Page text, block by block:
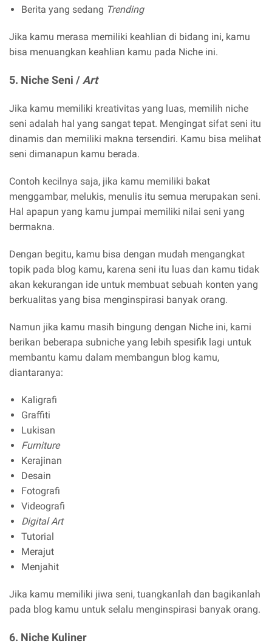
Berita yang sedang Trending
Jika kamu merasa memiliki keahlian di bidang ini, kamu
bisa menuangkan keahlian kamu pada Niche ini.
5. Niche Seni / Art
Jika kamu memiliki kreativitas yang luas, memilih niche
seni adalah hal yang sangat tepat. Mengingat sifat seni itu
dinamis dan memiliki makna tersendiri. Kamu bisa melihat
seni dimanapun kamu berada.
Contoh kecilnya saja, jika kamu memiliki bakat
menggambar, melukis, menulis itu semua merupakan seni.
Hal apapun yang kamu jumpai memiliki nilai seni yang
bermakna.
Dengan begitu, kamu bisa dengan mudah mengangkat
topik pada blog kamu, karena seni itu luas dan kamu tidak
akan kekurangan ide untuk membuat sebuah konten yang
berkualitas yang bisa menginspirasi banyak orang.
Namun jika kamu masih bingung dengan Niche ini, kami
berikan beberapa subniche yang lebih spesifik lagi untuk
membantu kamu dalam membangun blog kamu,
diantaranya:
Kaligrafi
Graffiti
Lukisan
Furniture
Kerajinan
Desain
Fotografi
Videografi
Digital Art
Tutorial
Merajut
Menjahit
Jika kamu memiliki jiwa seni, tuangkanlah dan bagikanlah
pada blog kamu untuk selalu menginspirasi banyak orang.
6. Niche Kuliner